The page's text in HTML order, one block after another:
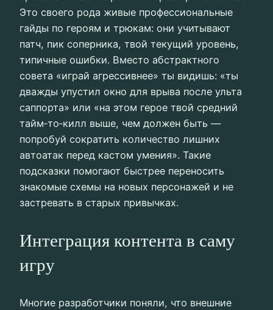
Это своего рода живые профессиональные
гайды по героям и трюкам: они учитывают
патч, пик соперника, твой текущий уровень,
типичные ошибки. Вместо абстрактного
совета «играй агрессивнее» ты видишь: «ты
дважды упустил окно для врыва после ульта
саппорта» или «на этом герое твой средний
тайм‑то‑килл выше, чем должен быть —
попробуй сократить количество лишних
автоатак перед кастом умения». Такие
подсказки помогают быстрее переносить
знакомые схемы на новых персонажей и не
застревать в старых привычках.
Интеграция контента в саму
игру
Многие разработчики поняли, что внешние